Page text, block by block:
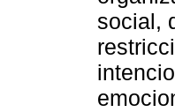
social,